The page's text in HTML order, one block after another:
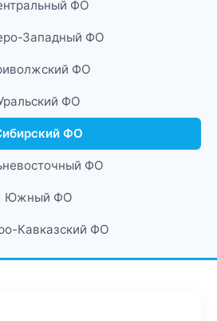
ФО
Западный ФО
ФО
ФО
ФО
ФО
Южный ФО
Кавказский ФО